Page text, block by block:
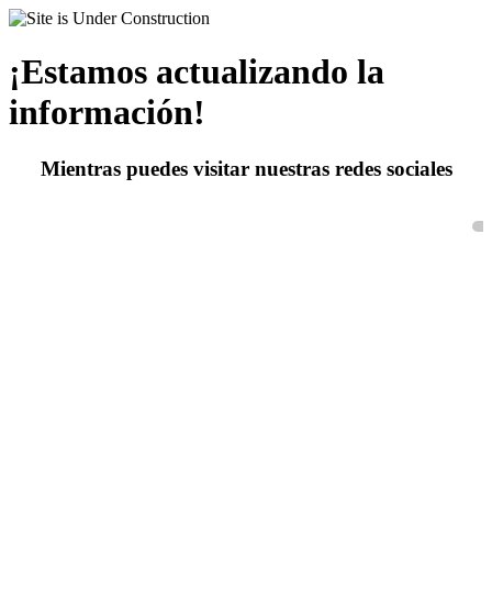
¡Estamos actualizando la
información!
Mientras puedes visitar nuestras redes sociales